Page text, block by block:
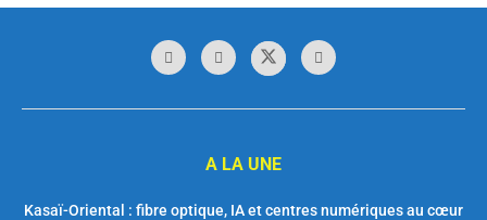
A LA UNE
Kasaï-Oriental : fibre optique, IA et centres numériques au cœur